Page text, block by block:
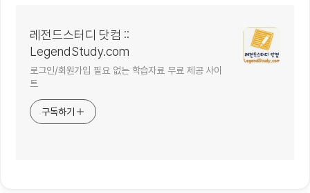
레전드스터디 닷컴 ::
LegendStudy.com
로그인/회원가입 필요 없는 학습자료 무료 제공 사이
트
구독하기